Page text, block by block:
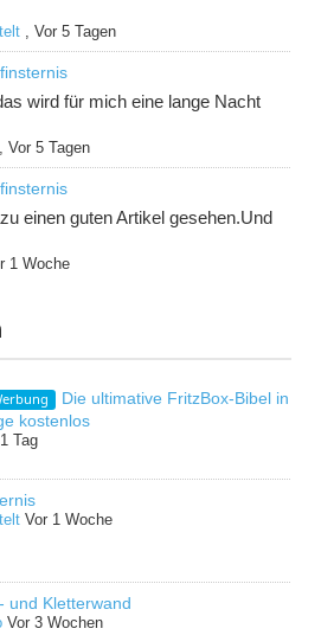
,Vor 5 Tagen
wird für mich eine lange Nacht
,Vor 5 Tagen
einen guten Artikel gesehen.Und
1 Woche
Die ultimative FritzBox-Bibel in
kostenlos
Tag
Vor 1 Woche
und Kletterwand
Vor 3 Wochen